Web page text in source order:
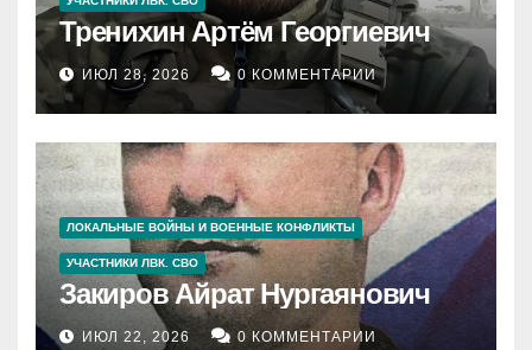
Тренихин Артём Георгиевич
ИЮЛ 28, 2026 0 КОММЕНТАРИИ
ЛОКАЛЬНЫЕ ВОЙНЫ И ВОЕННЫЕ КОНФЛИКТЫ
УЧАСТНИКИ ЛВК. СВО
Закиров Айрат Нургаянович
ИЮЛ 22, 2026 0 КОММЕНТАРИИ